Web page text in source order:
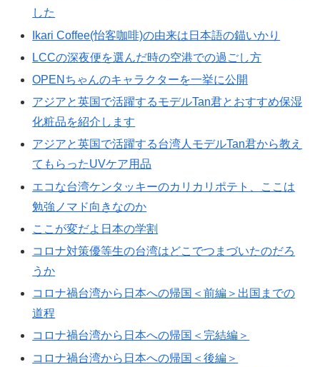
した
Ikari Coffee(怡客咖啡)の由来は日本語の錨いかり
LCCの深夜便を選んだ時の空港での過ごし方
OPENちゃんのキャラクターを一挙に公開
アジアと英国で活躍するモデルTan君とおすすめ保湿
化粧品を紹介します
アジアと英国で活躍する台湾人モデルTan君から教え
てもらったUVケア用品
エコな台湾ケンタッキーのカリカリポテト、ここは
勉強ノマド向きなのか
ここが変だよ日本の学割
コロナ対策優等生の台湾はどこでつまづいたのだろ
うか
コロナ禍台湾から日本への帰国＜前編＞出国までの
道程
コロナ禍台湾から日本への帰国＜完結編＞
コロナ禍台湾から日本への帰国＜後編＞